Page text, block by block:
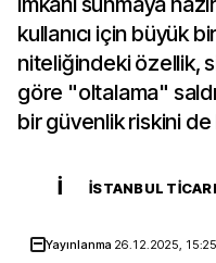
kullanıcı için büyük
niteliğindeki özellik,
göre "oltalama"
bir güvenlik riskini
İ İSTANBUL
Yayınlanma 26.12.2025, 15:25